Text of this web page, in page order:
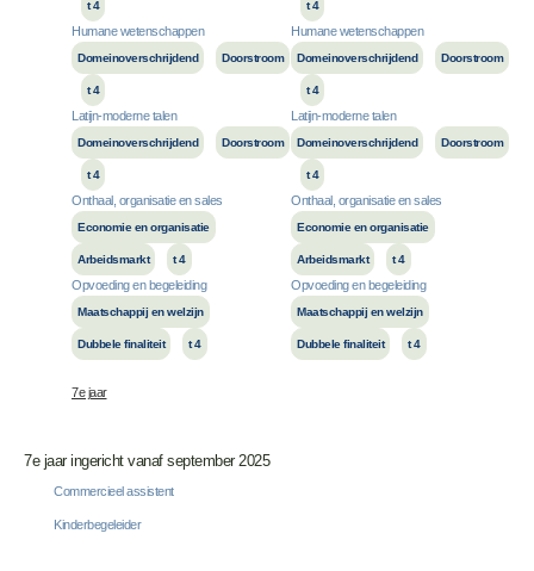
t 4
Humane wetenschappen
Domeinoverschrijdend Doorstroom
t 4
Latijn-moderne talen
Domeinoverschrijdend Doorstroom
t 4
Onthaal, organisatie en sales
Economie en organisatie
Arbeidsmarkt t 4
Opvoeding en begeleiding
Maatschappij en welzijn
Dubbele finaliteit t 4
t 4
Humane wetenschappen
Domeinoverschrijdend Doorstroom
t 4
Latijn-moderne talen
Domeinoverschrijdend Doorstroom
t 4
Onthaal, organisatie en sales
Economie en organisatie
Arbeidsmarkt t 4
Opvoeding en begeleiding
Maatschappij en welzijn
Dubbele finaliteit t 4
7e jaar
7e jaar ingericht vanaf september 2025
Commercieel assistent
Kinderbegeleider